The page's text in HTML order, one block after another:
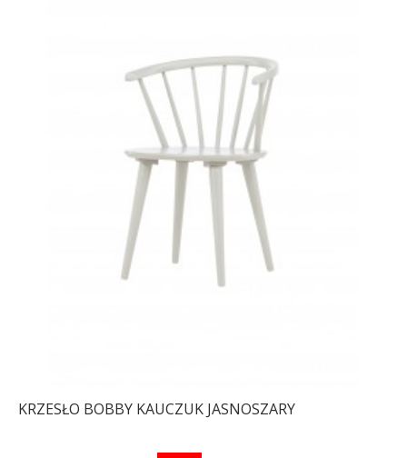
KRZESŁO BOBBY KAUCZUK JASNOSZARY